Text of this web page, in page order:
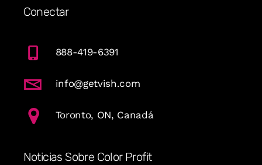
Conectar
888-419-6391
info@getvish.com
Toronto, ON, Canadá
Noticias Sobre Color Profit